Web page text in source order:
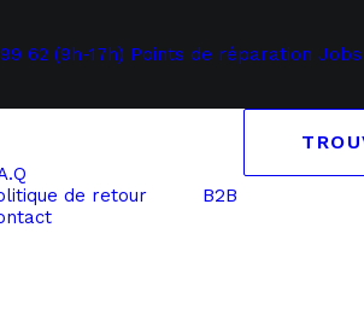
62 (9h-17h) Points de réparation Jobs
de retour
B2B